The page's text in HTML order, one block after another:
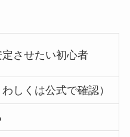
させたい初心者
しくは公式で確認）